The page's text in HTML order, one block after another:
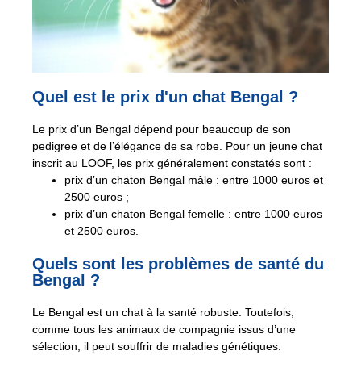
Quel est le prix d'un chat Bengal ?
Le prix d’un Bengal dépend pour beaucoup de son
pedigree et de l’élégance de sa robe. Pour un jeune chat
inscrit au LOOF, les prix généralement constatés sont :
prix d’un chaton Bengal mâle : entre 1000 euros et
2500 euros ;
prix d’un chaton Bengal femelle : entre 1000 euros
et 2500 euros.
Quels sont les problèmes de santé du
Bengal ?
Le Bengal est un chat à la santé robuste. Toutefois,
comme tous les animaux de compagnie issus d’une
sélection, il peut souffrir de maladies génétiques.